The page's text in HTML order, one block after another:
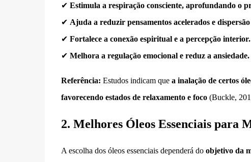
✔ Estimula a respiração consciente, aprofundando o
✔ Ajuda a reduzir pensamentos acelerados e
✔ Fortalece a conexão espiritual e a percepção interior.
✔ Melhora a regulação emocional e reduz a ansiedade.
Referência: Estudos indicam que a inalação de certos
favorecendo estados de relaxamento e foco(Buckle,
2. Melhores Óleos Essenciais para
A escolha dos óleos essenciais dependerá do objetivo da